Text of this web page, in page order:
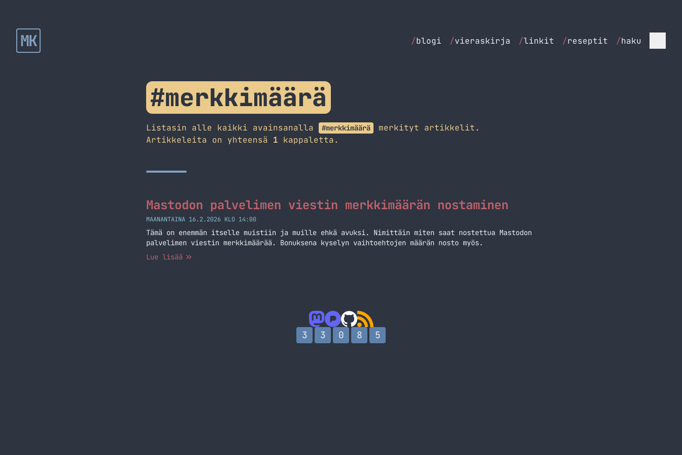
MK /blogi /vieraskirja /linkit /reseptit /haku
#merkkimäärä
Listasin alle kaikki avainsanalla #merkkimäärä
merkityt artikkelit.
Artikkeleita on yhteensä 1 kappaletta.
Mastodon palvelimen viestin merkkimäärän nostaminen
MAANANTAINA 16.2.2026 KLO 14:00
Tämä on enemmän itselle muistiin ja muille ehkä avuksi. Nimittäin miten saat nostettua Mastodon
palvelimen viestin merkkimäärää. Bonuksena kyselyn vaihtoehtojen määrän nosto myös.
Lue lisää
3 3 0 8 5